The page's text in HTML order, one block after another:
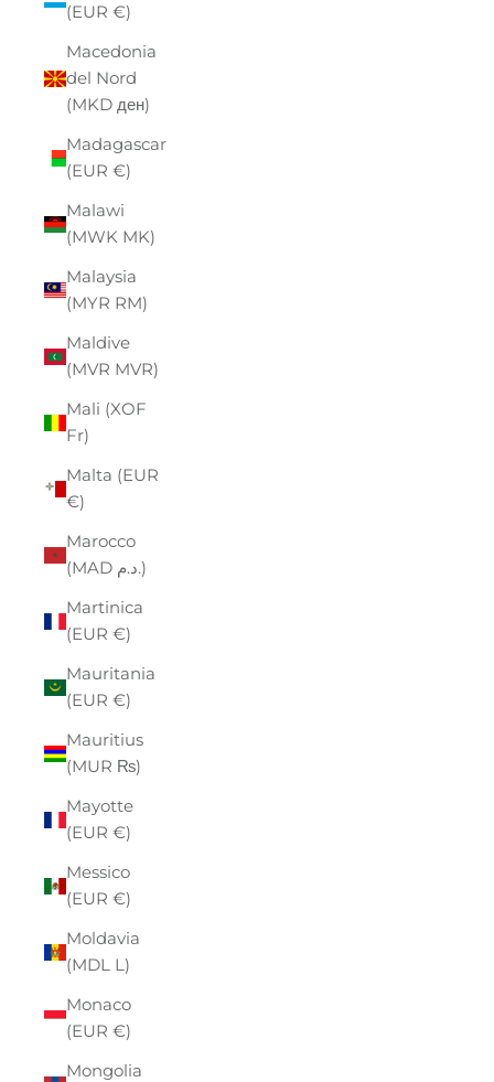
(EUR €)
Macedonia
del Nord
(MKD ден)
Madagascar
(EUR €)
Malawi
(MWK MK)
Malaysia
(MYR RM)
Maldive
(MVR MVR)
Mali (XOF
Fr)
Malta (EUR
€)
Marocco
(MAD د.م.)
Martinica
(EUR €)
Mauritania
(EUR €)
Mauritius
(MUR ₨)
Mayotte
(EUR €)
Messico
(EUR €)
Moldavia
(MDL L)
Monaco
(EUR €)
Mongolia